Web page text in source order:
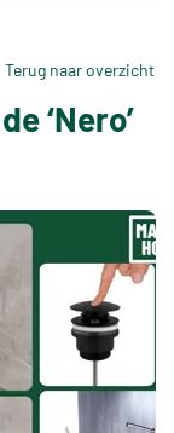
Terug naar overzicht
‘Nero’